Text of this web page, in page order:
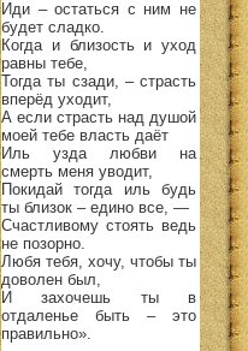
Иди – остаться с ним не
будет сладко.
Когда и близость и уход
равны тебе,
Тогда ты сзади, – страсть
вперёд уходит,
А если страсть над душой
моей тебе власть даёт
Иль узда любви на
смерть меня уводит,
Покидай тогда иль будь
ты близок – едино все, —
Счастливому стоять ведь
не позорно.
Любя тебя, хочу, чтобы ты
доволен был,
И захочешь ты в
отдаленье быть – это
правильно».